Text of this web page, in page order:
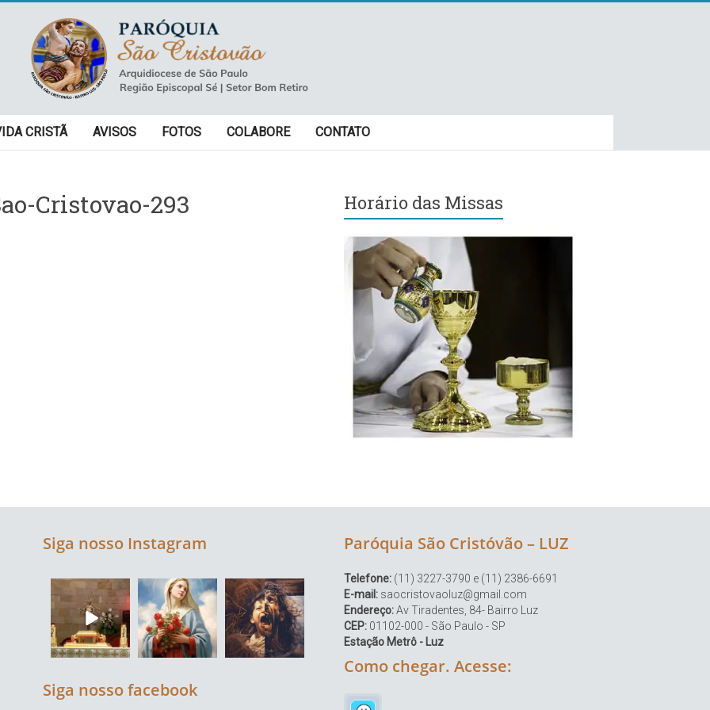
CRISTÃ AVISOS FOTOS COLABORE CONTATO
Cristovao-293 Horário das Missas
Siga nosso Instagram
Siga nosso facebook
Paróquia São Cristóvão – LUZ
Telefone: (11) 3227-3790 e (11) 2386-6691
E-mail: saocristovaoluz@gmail.com
Endereço:Av Tiradentes, 84- Bairro Luz
CEP: 01102-000 - São Paulo - SP
Estação Metrô - Luz
Como chegar. Acesse: